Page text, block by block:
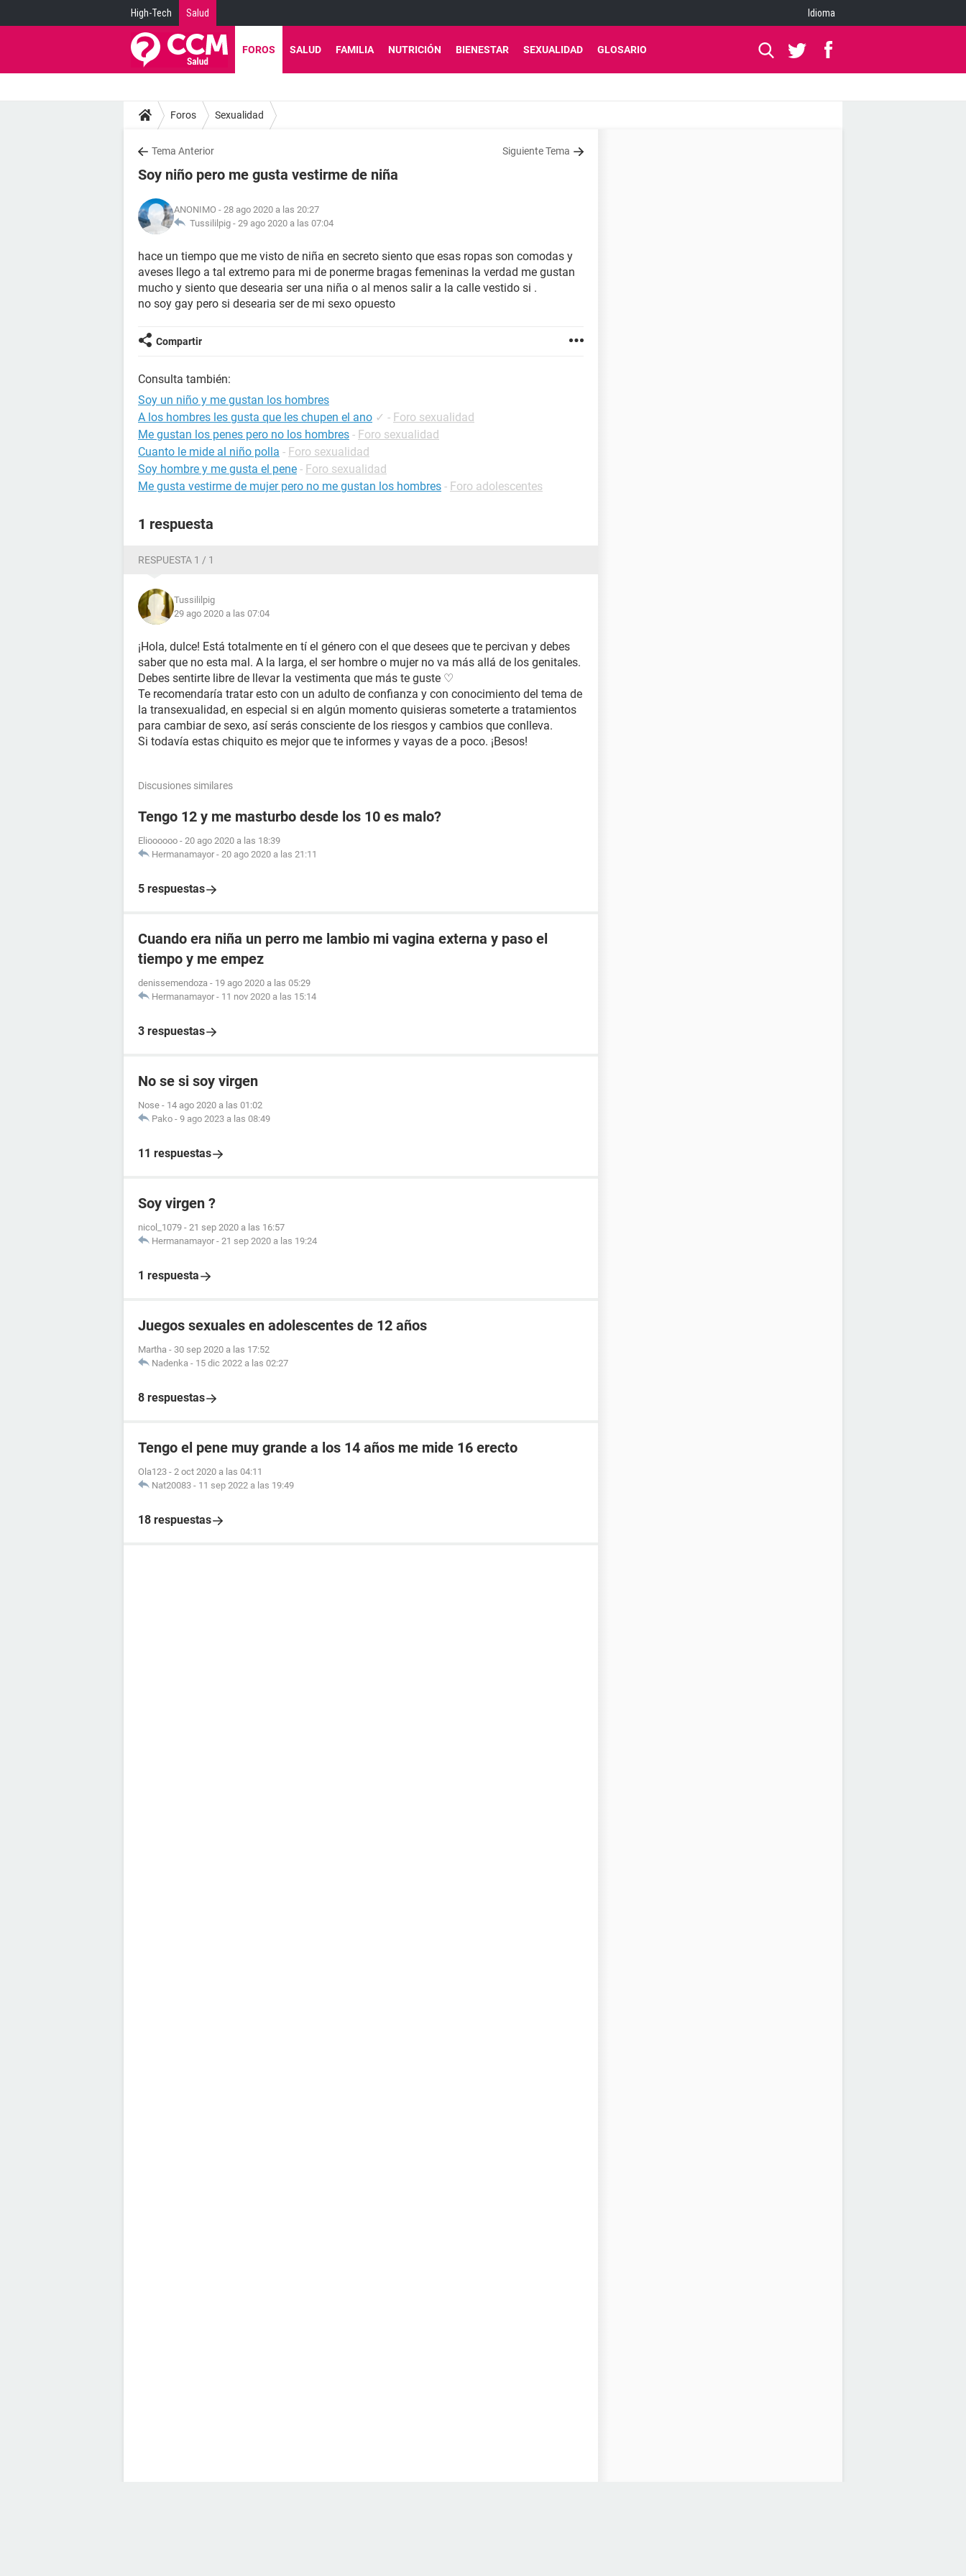
High-Tech Salud Idioma
FOROS SALUD FAMILIA NUTRICIÓN BIENESTAR SEXUALIDAD GLOSARIO
Foros Sexualidad
Tema Anterior Siguiente Tema
Soy niño pero me gusta vestirme de niña
ANONIMO - 28 ago 2020 a las 20:27
Tussililpig - 29 ago 2020 a las 07:04
hace un tiempo que me visto de niña en secreto siento que esas ropas son comodas y
aveses llego a tal extremo para mi de ponerme bragas femeninas la verdad me gustan
mucho y siento que desearia ser una niña o al menos salir a la calle vestido si .
no soy gay pero si desearia ser de mi sexo opuesto
Compartir
Consulta también:
Soy un niño y me gustan los hombres
A los hombres les gusta que les chupen el ano ✓ - Foro sexualidad
Me gustan los penes pero no los hombres - Foro sexualidad
Cuanto le mide al niño polla - Foro sexualidad
Soy hombre y me gusta el pene - Foro sexualidad
Me gusta vestirme de mujer pero no me gustan los hombres - Foro adolescentes
1 respuesta
RESPUESTA 1 / 1
Tussililpig
29 ago 2020 a las 07:04
¡Hola, dulce! Está totalmente en tí el género con el que desees que te percivan y debes
saber que no esta mal. A la larga, el ser hombre o mujer no va más allá de los genitales.
Debes sentirte libre de llevar la vestimenta que más te guste ♡
Te recomendaría tratar esto con un adulto de confianza y con conocimiento del tema de
la transexualidad, en especial si en algún momento quisieras someterte a tratamientos
para cambiar de sexo, así serás consciente de los riesgos y cambios que conlleva.
Si todavía estas chiquito es mejor que te informes y vayas de a poco. ¡Besos!
Discusiones similares
Tengo 12 y me masturbo desde los 10 es malo?
Elioooooo - 20 ago 2020 a las 18:39
Hermanamayor - 20 ago 2020 a las 21:11
5 respuestas
Cuando era niña un perro me lambio mi vagina externa y paso el
tiempo y me empez
denissemendoza - 19 ago 2020 a las 05:29
Hermanamayor - 11 nov 2020 a las 15:14
3 respuestas
No se si soy virgen
Nose - 14 ago 2020 a las 01:02
Pako - 9 ago 2023 a las 08:49
11 respuestas
Soy virgen ?
nicol_1079 - 21 sep 2020 a las 16:57
Hermanamayor - 21 sep 2020 a las 19:24
1 respuesta
Juegos sexuales en adolescentes de 12 años
Martha - 30 sep 2020 a las 17:52
Nadenka - 15 dic 2022 a las 02:27
8 respuestas
Tengo el pene muy grande a los 14 años me mide 16 erecto
Ola123 - 2 oct 2020 a las 04:11
Nat20083 - 11 sep 2022 a las 19:49
18 respuestas